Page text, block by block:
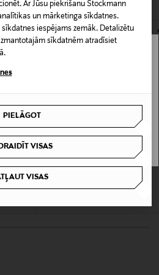
Ar Jūsu piekrišanu Stockmann
un mārketinga sīkdatnes.
iespējams zemāk. Detalizētu
sīkdatnēm atradīsiet
PIELĀGOT
VISAS
VISAS
15% lins
blūze
MALINA
Leoni kleita
tavā valstī.